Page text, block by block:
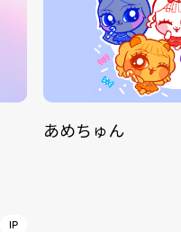
あめちゅん
IP
CONTACT